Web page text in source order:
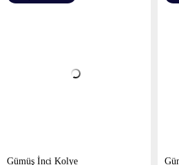
Gümüş İnci Kolye